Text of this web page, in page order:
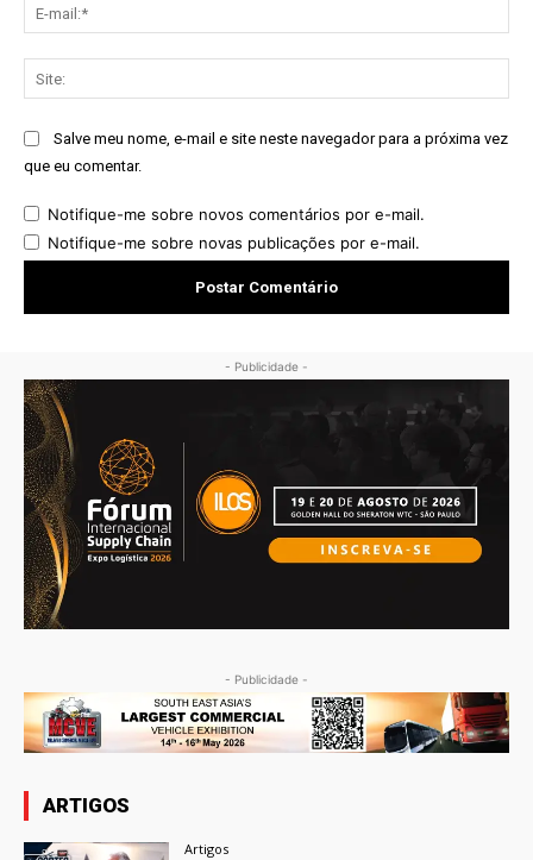
Salve meu nome, e-mail e site neste navegador para a próxima vez
que eu comentar.
Notifique-me sobre novos comentários por e-mail.
Notifique-me sobre novas publicações por e-mail.
- Publicidade -
- Publicidade -
ARTIGOS
Artigos